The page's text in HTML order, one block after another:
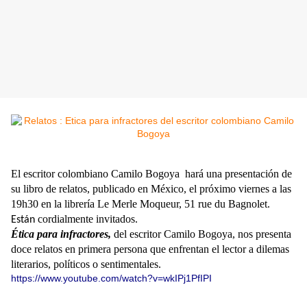
El escritor colombiano Camilo Bogoya hará una presentación de
su libro de relatos, publicado en México, el próximo viernes a las
19h30 en la librería Le Merle Moqueur, 51 rue du Bagnolet.
Están cordialmente invitados.
Ética para infractores, del escritor Camilo Bogoya, nos presenta
doce relatos en primera persona que enfrentan el lector a dilemas
literarios, políticos o sentimentales.
https://www.youtube.com/watch?v=wkIPj1PfIPI